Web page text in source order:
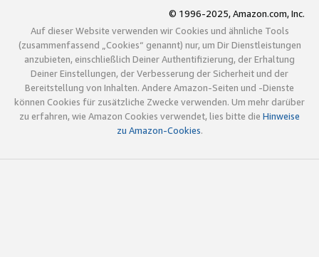
© 1996-2025, Amazon.com, Inc.
Auf dieser Website verwenden wir Cookies und ähnliche Tools
(zusammenfassend „Cookies“ genannt) nur, um Dir Dienstleistungen
anzubieten, einschließlich Deiner Authentifizierung, der Erhaltung
Deiner Einstellungen, der Verbesserung der Sicherheit und der
Bereitstellung von Inhalten. Andere Amazon-Seiten und -Dienste
können Cookies für zusätzliche Zwecke verwenden. Um mehr darüber
zu erfahren, wie Amazon Cookies verwendet, lies bitte die Hinweise
zu Amazon-Cookies.